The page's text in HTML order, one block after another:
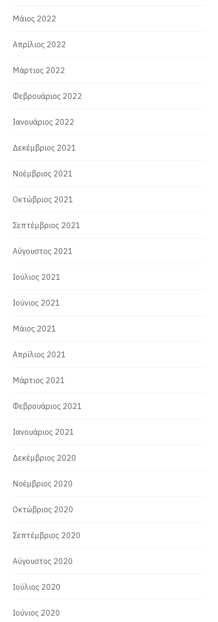
Μάιος 2022
Απρίλιος 2022
Μάρτιος 2022
Φεβρουάριος 2022
Ιανουάριος 2022
Δεκέμβριος 2021
Νοέμβριος 2021
Οκτώβριος 2021
Σεπτέμβριος 2021
Αύγουστος 2021
Ιούλιος 2021
Ιούνιος 2021
Μάιος 2021
Απρίλιος 2021
Μάρτιος 2021
Φεβρουάριος 2021
Ιανουάριος 2021
Δεκέμβριος 2020
Νοέμβριος 2020
Οκτώβριος 2020
Σεπτέμβριος 2020
Αύγουστος 2020
Ιούλιος 2020
Ιούνιος 2020